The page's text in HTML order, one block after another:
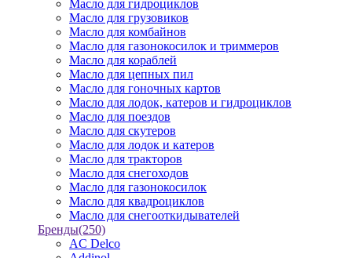
Масло для гидроциклов
Масло для грузовиков
Масло для комбайнов
Масло для газонокосилок и триммеров
Масло для кораблей
Масло для цепных пил
Масло для гоночных картов
Масло для лодок, катеров и гидроциклов
Масло для поездов
Масло для скутеров
Масло для лодок и катеров
Масло для тракторов
Масло для снегоходов
Масло для газонокосилок
Масло для квадроциклов
Масло для снегооткидывателей
Бренды(250)
AC Delco